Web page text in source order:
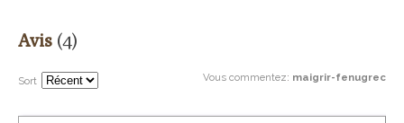
Avis (4)
Vous commentez: maigrir-fenugrec
Sort